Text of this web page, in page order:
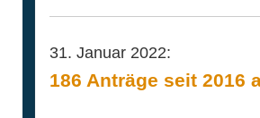
31. Januar 2022:
186 Anträge seit 2016